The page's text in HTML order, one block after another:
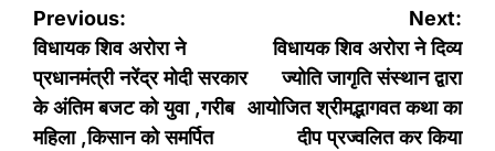
Post
navigation
Previous:
विधायक शिव अरोरा ने
प्रधानमंत्री नरेंद्र मोदी सरकार
के अंतिम बजट को युवा ,गरीब
महिला ,किसान को समर्पित
Next:
विधायक शिव अरोरा ने दिव्य
ज्योति जागृति संस्थान द्वारा
आयोजित श्रीमद्भागवत कथा का
दीप प्रज्वलित कर किया